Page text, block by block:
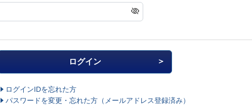
ログインIDを忘れた方
パスワードを変更・忘れた方 （メールアドレス登録済み）